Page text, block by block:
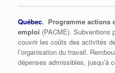
Québec. Programme actions
emploi (PACME). Subventions
couvrir les coûts des activités
l’organisation du travail.
dépenses admissibles, jusqu’à